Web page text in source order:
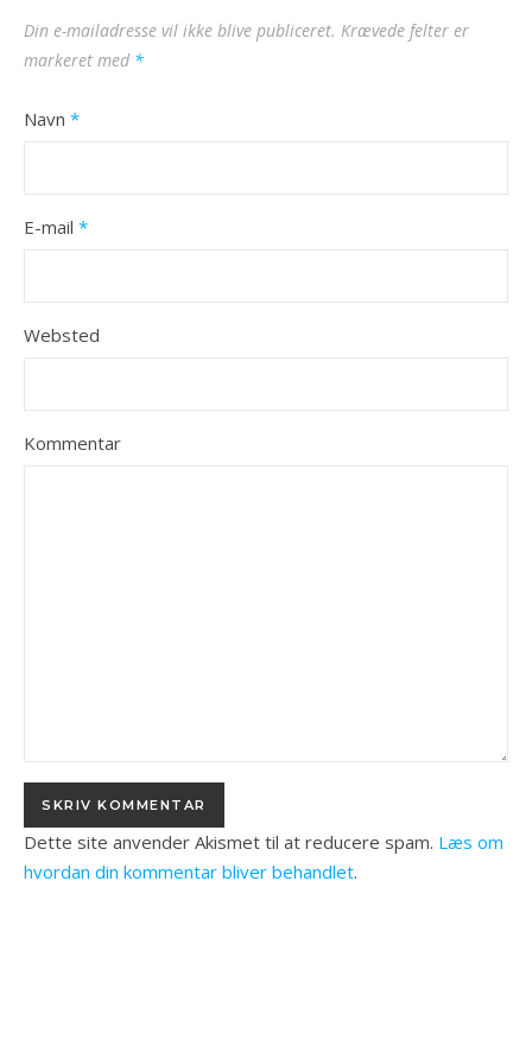
Din e-mailadresse vil ikke blive publiceret. Krævede felter er
markeret med *
Navn *
E-mail *
Websted
Kommentar
Dette site anvender Akismet til at reducere spam. Læs om
hvordan din kommentar bliver behandlet.